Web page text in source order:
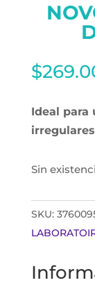
$
Ideal para
Sin
SKU: